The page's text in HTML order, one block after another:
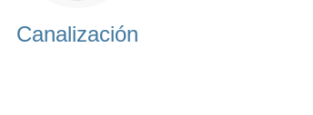
Canalización